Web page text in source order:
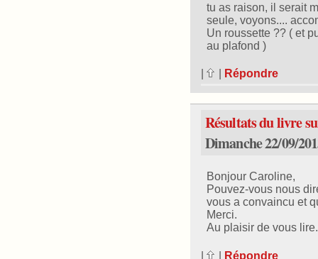
tu as raison, il serait
seule, voyons....
Un roussette ?? ( et
au plafond )
Répondre
Résultats du livre
Dimanche 22/09/
Bonjour Caroline,
Pouvez-vous nous
vous a convaincu et
Merci.
Au plaisir de vous lire.
Répondre